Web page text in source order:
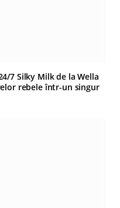
7 Silky Milk de la Wella
rebele într-un singur